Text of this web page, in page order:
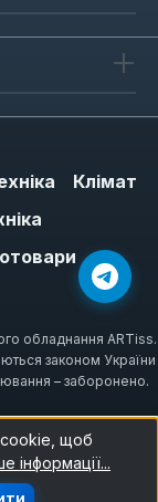
Клімат
обладнання ARTiss.
законом України
– заборонено.
cookie, щоб
інформації...